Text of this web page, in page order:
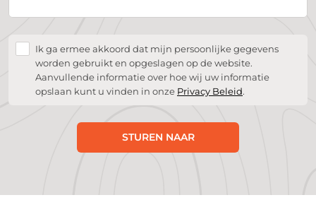
Ik ga ermee akkoord dat mijn persoonlijke gegevens
worden gebruikt en opgeslagen op de website.
Aanvullende informatie over hoe wij uw informatie
opslaan kunt u vinden in onze Privacy Beleid.
STUREN NAAR